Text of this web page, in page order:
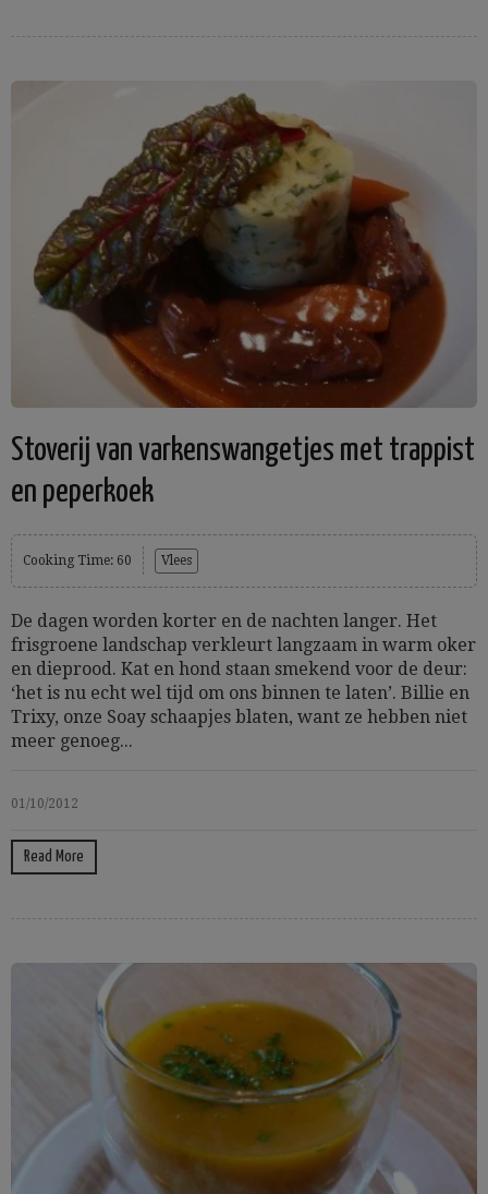
Stoverij van varkenswangetjes met trappist
en peperkoek
Cooking Time: 60 Vlees
De dagen worden korter en de nachten langer. Het
frisgroene landschap verkleurt langzaam in warm oker
en dieprood. Kat en hond staan smekend voor de deur:
‘het is nu echt wel tijd om ons binnen te laten’. Billie en
Trixy, onze Soay schaapjes blaten, want ze hebben niet
meer genoeg...
01/10/2012
Read More